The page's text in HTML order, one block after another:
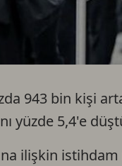
943 bin kişi
yüzde 5,4'e
ilişkin